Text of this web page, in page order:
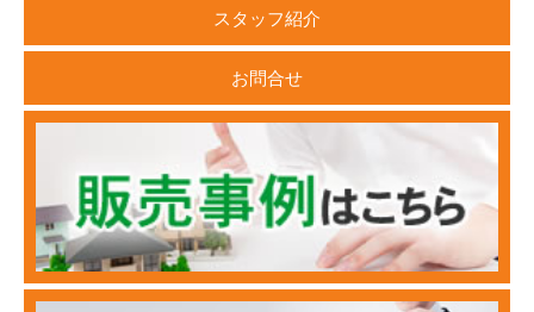
スタッフ紹介
お問合せ